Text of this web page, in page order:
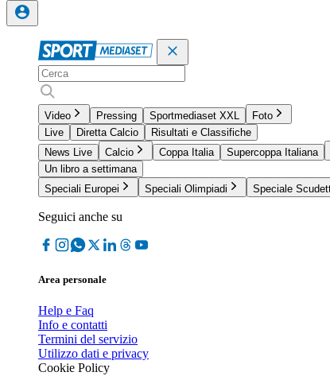
Video Pressing Sportmediaset XXL
Foto
Live
Diretta Calcio
Risultati e Classifiche
News Live
Calcio Coppa Italia Supercoppa Italiana
Un libro a settimana
Speciali Europei
Speciali Olimpiadi Speciale
Seguici anche su
Area personale
Help e Faq
Info e contatti
Termini del servizio
Utilizzo dati e privacy
Cookie Policy